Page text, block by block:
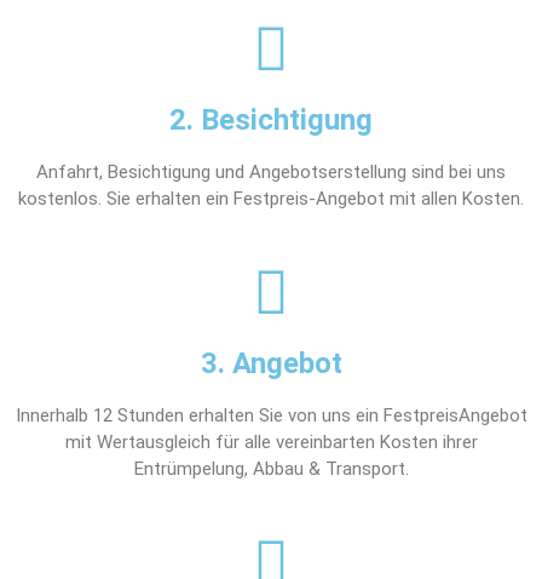
2. Besichtigung
Anfahrt, Besichtigung und Angebotserstellung sind bei uns
kostenlos. Sie erhalten ein Festpreis-Angebot mit allen Kosten.
3. Angebot
Innerhalb 12 Stunden erhalten Sie von uns ein FestpreisAngebot
mit Wertausgleich für alle vereinbarten Kosten ihrer
Entrümpelung, Abbau & Transport.